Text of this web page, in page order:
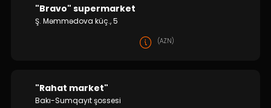
"Bravo" supermarket
Ş. Məmmədova küç., 5
(AZN)
"Rahat market"
Bakı-Sumqayıt şossesi